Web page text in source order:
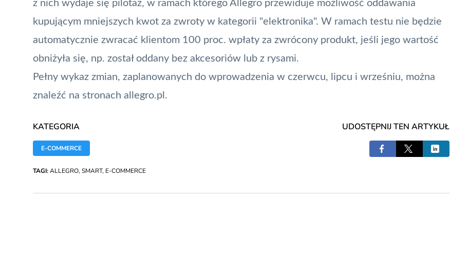
z nich wydaje się pilotaż, w ramach którego Allegro przewiduje możliwość oddawania
kupującym mniejszych kwot za zwroty w kategorii "elektronika". W ramach testu nie będzie
automatycznie zwracać klientom 100 proc. wpłaty za zwrócony produkt, jeśli jego wartość
obniżyła się, np. został oddany bez akcesoriów lub z rysami.
Pełny wykaz zmian, zaplanowanych do wprowadzenia w czerwcu, lipcu i wrześniu, można
znaleźć na stronach allegro.pl.
KATEGORIA
E-COMMERCE
UDOSTĘPNIJ TEN ARTYKUŁ
TAGI:ALLEGRO, SMART, E-COMMERCE